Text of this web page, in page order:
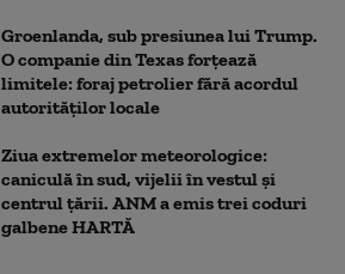
Groenlanda, sub presiunea lui Trump.
O companie din Texas forțează
limitele: foraj petrolier fără acordul
autorităților locale
Ziua extremelor meteorologice:
caniculă în sud, vijelii în vestul și
centrul țării. ANM a emis trei coduri
galbene HARTĂ